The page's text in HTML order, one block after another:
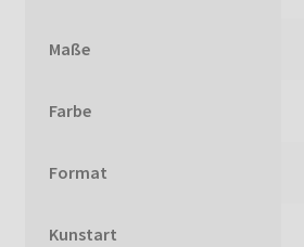
Maße
Farbe
Format
Kunstart